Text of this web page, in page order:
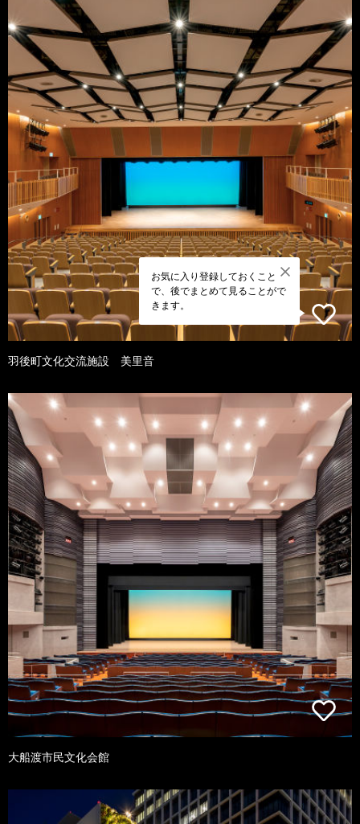
お気に入り登録しておくこと
で、後でまとめて見ることがで
きます。
羽後町文化交流施設 美里音
大船渡市民文化会館